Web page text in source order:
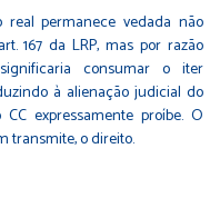
permanece vedada não
167 da LRP, mas por razão
consumar o iter
à alienação judicial do
expressamente proíbe. O
transmite, o direito.